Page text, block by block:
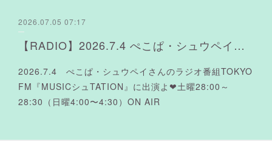
2026.07.05 07:17
【RADIO】2026.7.4 ぺこぱ・シュウペイさんのラジオ TOKYO FM『MUSICシュTATION』
2026.7.4 ぺこぱ・シュウペイさんのラジオ番組TOKYO
FM『MUSICシュTATION』に出演よ❤︎土曜28:00～
28:30（日曜4:00〜4:30）ON AIR